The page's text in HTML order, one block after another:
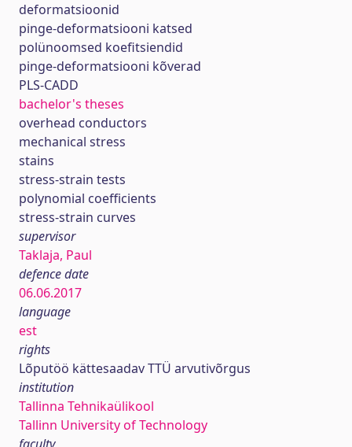
deformatsioonid
pinge-deformatsiooni katsed
polünoomsed koefitsiendid
pinge-deformatsiooni kõverad
PLS-CADD
bachelor's theses
overhead conductors
mechanical stress
stains
stress-strain tests
polynomial coefficients
stress-strain curves
supervisor
Taklaja, Paul
defence date
06.06.2017
language
est
rights
Lõputöö kättesaadav TTÜ arvutivõrgus
institution
Tallinna Tehnikaülikool
Tallinn University of Technology